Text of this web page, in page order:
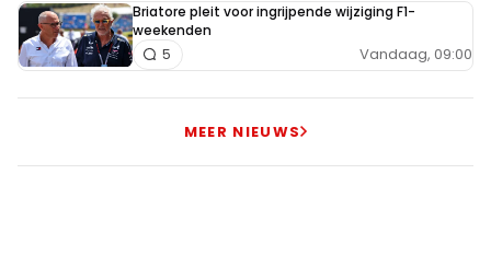
Briatore pleit voor ingrijpende wijziging F1-
weekenden
Vandaag, 09:00
5
MEER NIEUWS